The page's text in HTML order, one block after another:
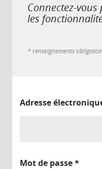
Connectez-
les
* renseignements
Adresse
Mot de passe*